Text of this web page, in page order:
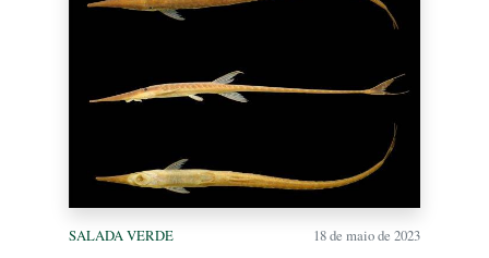
SALADA VERDE 18 de maio de 2023